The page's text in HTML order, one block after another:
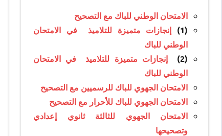
الامتحان الوطني للباك مع التصحيح
(1)
إنجازات متميزة للتلاميذ في الامتحان
الوطني للباك
(2)
إنجازات متميزة للتلاميذ في الامتحان
الوطني للباك
الامتحان الجهوي للباك للرسميين مع التصحيح
الامتحان الجهوي للباك للأحرار مع التصحيح
الامتحان الجهوي للثالثة ثانوي إعدادي
وتصحيحها